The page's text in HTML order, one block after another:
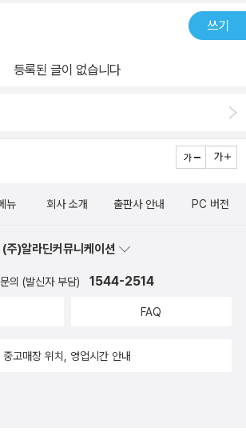
쓰기
등록된 글이 없습니다
뉴 회사 소개 출판사 안내 PC 버전
(주)알라딘커뮤니케이션
의 (발신자 부담) 1544-2514
FAQ
중고매장 위치, 영업시간 안내